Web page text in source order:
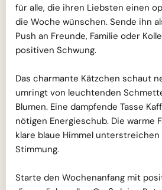
für alle, die ihren Liebsten einen
die Woche wünschen. Sende ihn
Push an Freunde, Familie oder
positiven Schwung.
Das charmante Kätzchen schaut
umringt von leuchtenden
Blumen. Eine dampfende Tasse
nötigen Energieschub. Die warme
klare blaue Himmel
Stimmung.
Starte den Wochenanfang mit